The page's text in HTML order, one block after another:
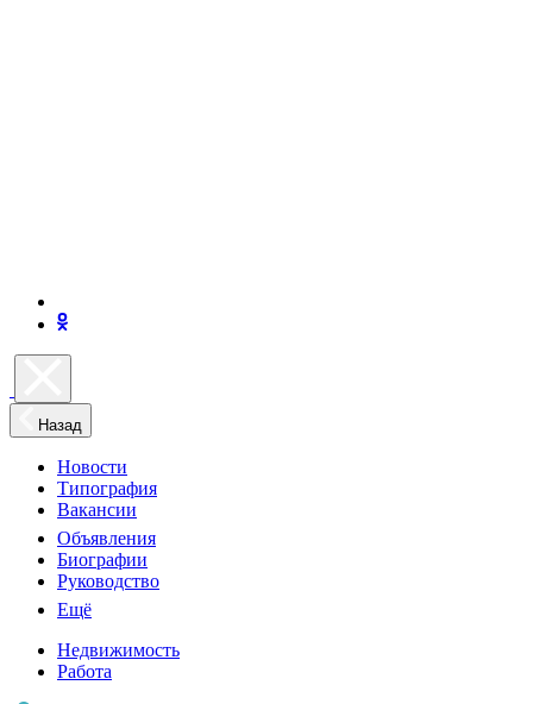
Назад
Новости
Типография
Вакансии
Объявления
Биографии
Руководство
Ещё
Недвижимость
Работа